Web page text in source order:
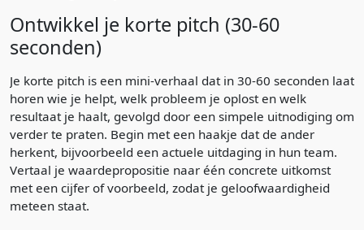
Ontwikkel je korte pitch (30-60
seconden)
Je korte pitch is een mini-verhaal dat in 30-60 seconden laat
horen wie je helpt, welk probleem je oplost en welk
resultaat je haalt, gevolgd door een simpele uitnodiging om
verder te praten. Begin met een haakje dat de ander
herkent, bijvoorbeeld een actuele uitdaging in hun team.
Vertaal je waardepropositie naar één concrete uitkomst
met een cijfer of voorbeeld, zodat je geloofwaardigheid
meteen staat.